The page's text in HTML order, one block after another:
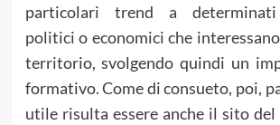
particolari trend a determinati
politici o economici che interessano
territorio, svolgendo quindi un
formativo. Come di consueto, poi,
utile risulta essere anche il sito del